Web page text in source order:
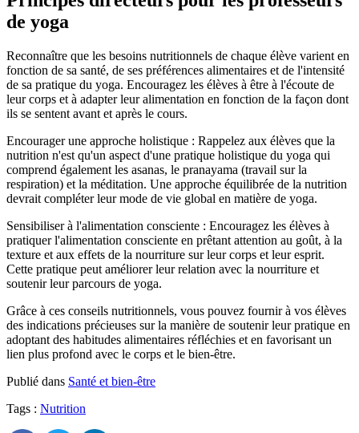
de yoga
Reconnaître que les besoins nutritionnels de chaque élève varient en
fonction de sa santé, de ses préférences alimentaires et de l'intensité
de sa pratique du yoga. Encouragez les élèves à être à l'écoute de
leur corps et à adapter leur alimentation en fonction de la façon dont
ils se sentent avant et après le cours.
Encourager une approche holistique : Rappelez aux élèves que la
nutrition n'est qu'un aspect d'une pratique holistique du yoga qui
comprend également les asanas, le pranayama (travail sur la
respiration) et la méditation. Une approche équilibrée de la nutrition
devrait compléter leur mode de vie global en matière de yoga.
Sensibiliser à l'alimentation consciente : Encouragez les élèves à
pratiquer l'alimentation consciente en prêtant attention au goût, à la
texture et aux effets de la nourriture sur leur corps et leur esprit.
Cette pratique peut améliorer leur relation avec la nourriture et
soutenir leur parcours de yoga.
Grâce à ces conseils nutritionnels, vous pouvez fournir à vos élèves
des indications précieuses sur la manière de soutenir leur pratique en
adoptant des habitudes alimentaires réfléchies et en favorisant un
lien plus profond avec le corps et le bien-être.
Publié dans Santé et bien-être
Tags : Nutrition